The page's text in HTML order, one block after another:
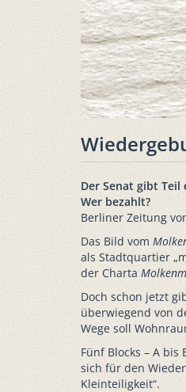
Der Senat gibt
Wer bezahlt?
Berliner Zeitung
Das Bild vom
als Stadtquartier
der Charta
Doch schon jetzt
überwiegend von
Wege soll
Fünf Blocks – A
sich für den
Kleinteiligkeit“.